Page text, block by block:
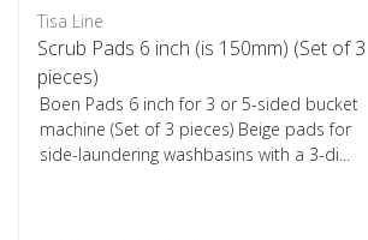
Tisa Line
Scrub Pads 6 inch (is 150mm) (Set of 3
pieces)
Boen Pads 6 inch for 3 or 5-sided bucket
machine (Set of 3 pieces) Beige pads for
side-laundering washbasins with a 3-di...